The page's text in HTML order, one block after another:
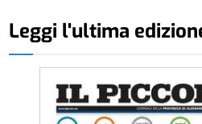
Leggi l'ultima